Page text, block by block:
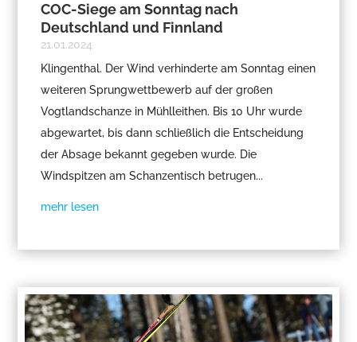
COC-Siege am Sonntag nach
Deutschland und Finnland
21.01.2024
Klingenthal. Der Wind verhinderte am Sonntag einen
weiteren Sprungwettbewerb auf der großen
Vogtlandschanze in Mühlleithen. Bis 10 Uhr wurde
abgewartet, bis dann schließlich die Entscheidung
der Absage bekannt gegeben wurde. Die
Windspitzen am Schanzentisch betrugen...
mehr lesen